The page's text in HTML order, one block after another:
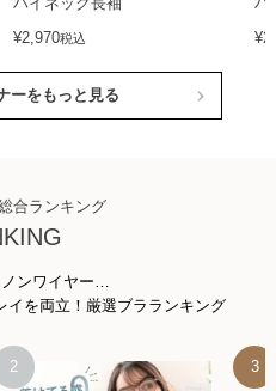
¥2,970税込
¥
ーをもっと見る
合ランキング
ンワイヤー…
イを両立！厳選ブラランキング